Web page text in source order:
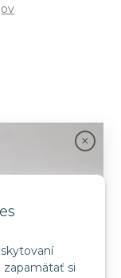
zapamätať si
pre platby
Spĺňa